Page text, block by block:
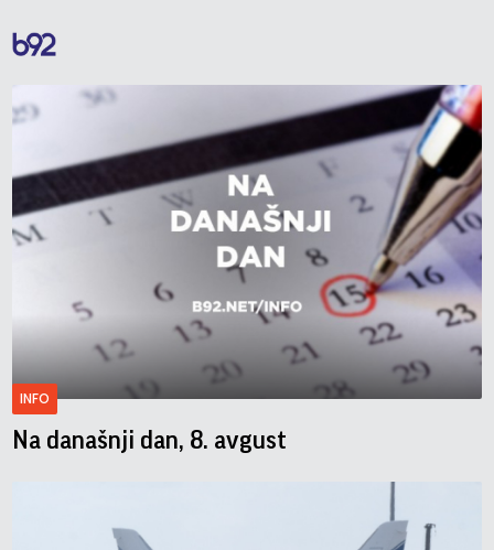
INFO
Na današnji dan, 8. avgust